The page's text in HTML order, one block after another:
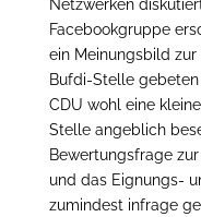
Netzwerken
Facebookgruppe
ein Meinungsbild
Bufdi-Stelle
CDU wohl eine
Stelle angeblich
Bewertungsfrage
und das Eignungs-
zumindest infrage